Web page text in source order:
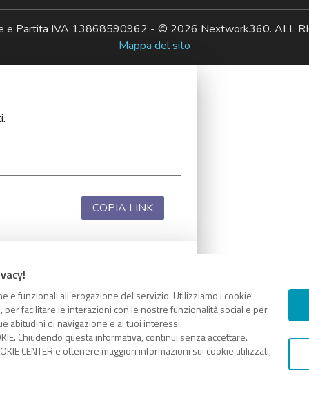
e funzionali all’erogazione del servizio. Utilizziamo i cookie
facilitare le interazioni con le nostre funzionalità social e per
abitudini di navigazione e ai tuoi interessi.
Chiudendo questa informativa, continui senza accettare.
CENTER e ottenere maggiori informazioni sui cookie utilizzati,
e Partita IVA 13868590962 - © 2026 Nextwork360. ALL
Mappa del sito
COPIA LINK